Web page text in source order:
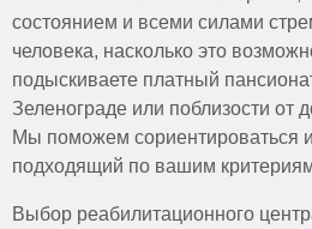
врачей и медицинского
мониторинг хронических
контроль уровня сахара при
артериального давления при
своевременное проведение
других процедур. Для
включая гигиену, прием пищи
состоянием и всеми силами
человека, насколько это
подыскиваете платный
Зеленограде или поблизости от
Мы поможем сориентироваться
подходящий по вашим
Выбор реабилитационного